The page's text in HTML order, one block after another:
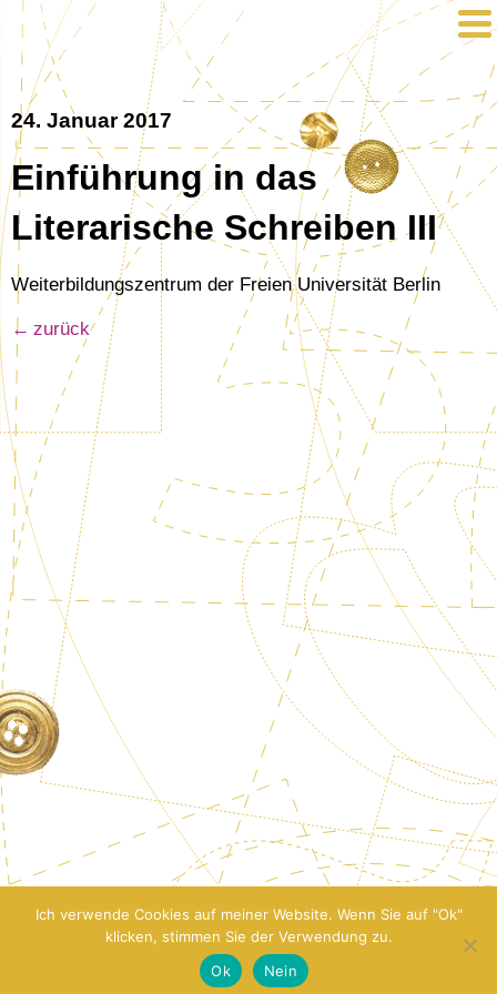
24. Januar 2017
Einführung in das
Literarische Schreiben III
Weiterbildungszentrum der Freien Universität Berlin
zurück
Ich verwende Cookies auf meiner Website. Wenn Sie auf "Ok"
klicken, stimmen Sie der Verwendung zu.
Ok
Nein